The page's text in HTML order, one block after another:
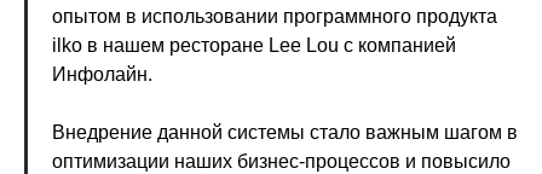
опытом в использовании программного продукта
ilko в нашем ресторане Lee Lou с компанией
Инфолайн.
Внедрение данной системы стало важным шагом в
оптимизации наших бизнес-процессов и повысило